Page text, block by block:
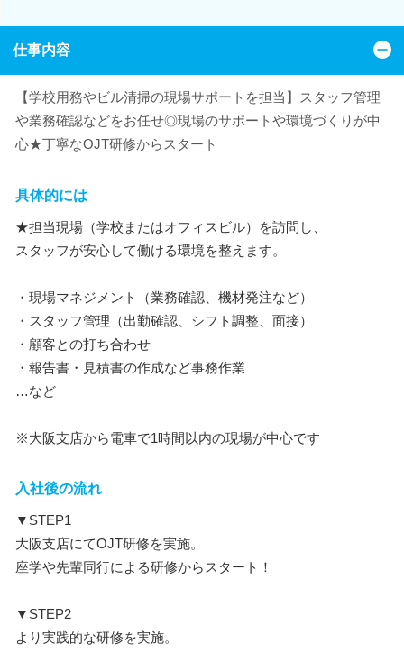
仕事内容
【学校用務やビル清掃の現場サポートを担当】スタッフ管理
や業務確認などをお任せ◎現場のサポートや環境づくりが中
心★丁寧なOJT研修からスタート
具体的には
★担当現場（学校またはオフィスビル）を訪問し、
スタッフが安心して働ける環境を整えます。
・現場マネジメント（業務確認、機材発注など）
・スタッフ管理（出勤確認、シフト調整、面接）
・顧客との打ち合わせ
・報告書・見積書の作成など事務作業
…など
※大阪支店から電車で1時間以内の現場が中心です
入社後の流れ
▼STEP1
大阪支店にてOJT研修を実施。
座学や先輩同行による研修からスタート！
▼STEP2
より実践的な研修を実施。